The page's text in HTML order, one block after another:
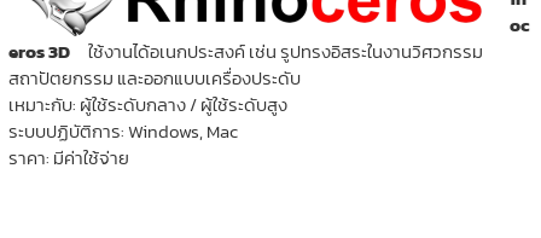
oc
eros3D ใช้งานได้อเนกประสงค์ เช่น รูปทรงอิสระในงานวิศวกรรม
สถาปัตยกรรม และออกแบบเครื่องประดับ
เหมาะกับ: ผู้ใช้ระดับกลาง / ผู้ใช้ระดับสูง
ระบบปฏิบัติการ: Windows, Mac
ราคา: มีค่าใช้จ่าย